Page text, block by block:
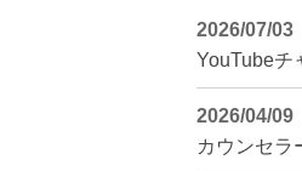
2026/07/03
YouTubeチ
2026/04/09
カウンセラ